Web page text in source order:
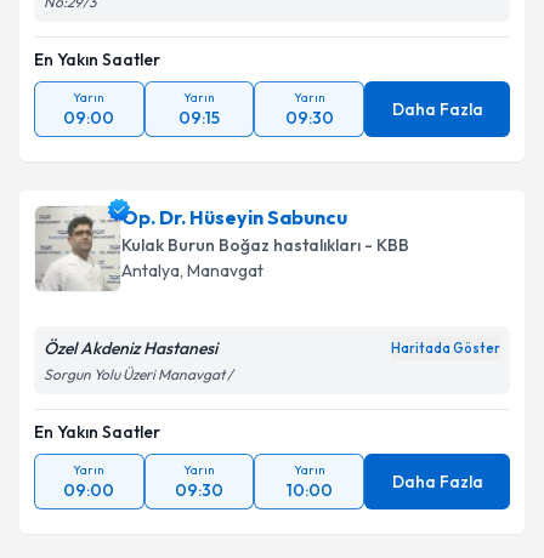
En Yakın Saatler
Yarın
09:00
Yarın
09:15
Yarın
09:30 Daha Fazla
Op. Dr. Hüseyin Sabuncu
Kulak Burun Boğaz hastalıkları - KBB
Antalya, Manavgat
Özel Akdeniz Hastanesi Haritada Göster
Sorgun Yolu Üzeri Manavgat /
En Yakın Saatler
Yarın
09:00
Yarın
09:30
Yarın
10:00 Daha Fazla